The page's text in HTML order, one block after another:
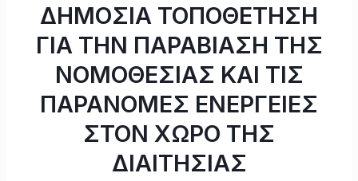
ΔΗΜΟΣΙΑ ΤΟΠΟΘΕΤΗΣΗ
ΓΙΑ ΤΗΝ ΠΑΡΑΒΙΑΣΗ ΤΗΣ
ΝΟΜΟΘΕΣΙΑΣ ΚΑΙ ΤΙΣ
ΠΑΡΑΝΟΜΕΣ ΕΝΕΡΓΕΙΕΣ
ΣΤΟΝ ΧΩΡΟ ΤΗΣ
ΔΙΑΙΤΗΣΙΑΣ